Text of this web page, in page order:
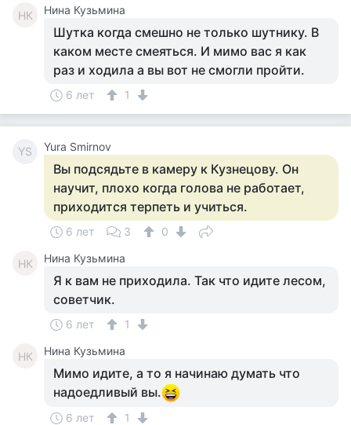
НК Нина Кузьмина
Шутка когда смешно не только шутнику. В
каком месте смеяться. И мимо вас я как
раз и ходила а вы вот не смогли пройти.
6 лет 1
YS Yura Smirnov
Вы подсядьте в камеру к Кузнецову. Он
научит, плохо когда голова не работает,
приходится терпеть и учиться.
6 лет 3 0
НК Нина Кузьмина
Я к вам не приходила. Так что идите лесом,
советчик.
6 лет 1
НК Нина Кузьмина
Мимо идите, а то я начинаю думать что
надоедливый вы.
6 лет 1